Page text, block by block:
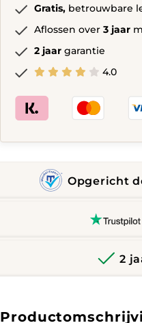
Gratis, betrouwbare
Aflossen over 3 jaar
2 jaar garantie
4.0
Opgericht
2